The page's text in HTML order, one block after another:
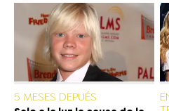
5 MESES DEPUÉS